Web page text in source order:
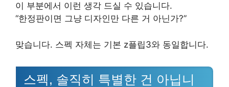
이 부분에서 이런 생각 드실 수 있습니다.
“한정판이면 그냥 디자인만 다른 거 아닌가?”
맞습니다. 스펙 자체는 기본 z플립3와 동일합니다.
스펙, 솔직히 특별한 건 아닙니